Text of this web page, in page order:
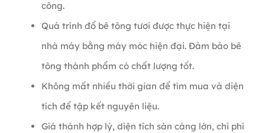
công.
Quá trình đổ bê tông tươi được thực hiện tại
nhà máy bằng máy móc hiện đại. Đảm bảo bê
tông thành phẩm có chất lượng tốt.
Không mất nhiều thời gian để tìm mua và diện
tích để tập kết nguyên liệu.
Giá thành hợp lý, diện tích sàn càng lớn, chi phí